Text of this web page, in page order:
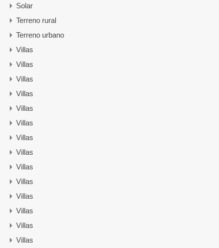
Solar
Terreno rural
Terreno urbano
Villas
Villas
Villas
Villas
Villas
Villas
Villas
Villas
Villas
Villas
Villas
Villas
Villas
Villas